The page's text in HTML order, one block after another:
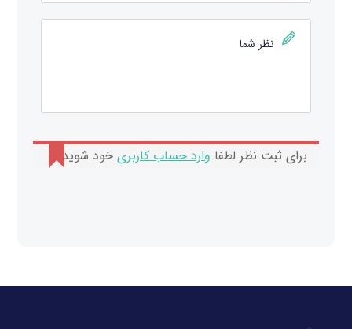
برای ثبت نظر لطفا وارد حساب کاربری خود شوید.